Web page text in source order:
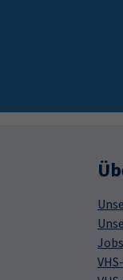
Jobs